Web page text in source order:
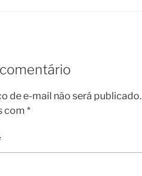
de e-mail não será publicado.
com *